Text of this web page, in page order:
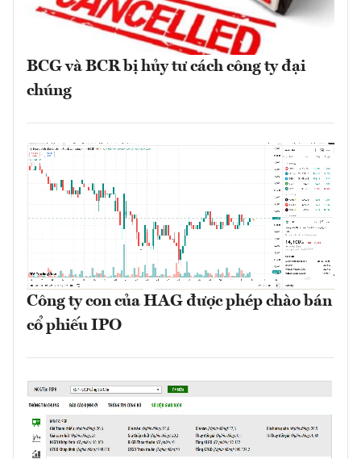
BCG và BCR bị hủy tư cách công ty đại
chúng
Công ty con của HAG được phép chào bán
cổ phiếu IPO